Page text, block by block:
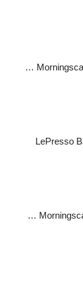
LePresso Morningscape Tumbler Mug Dual Sip - Gray
LePresso
LePresso Morningscape Tumbler Mug Dual Sip - Pink